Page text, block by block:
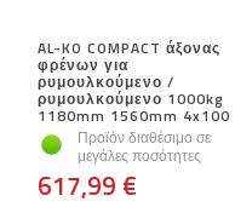
AL-KO COMPACT άξονας
φρένων για
ρυμουλκούμενο /
ρυμουλκούμενο 1000kg
1180mm 1560mm 4x100
Προϊόν διαθέσιμο σε
μεγάλες ποσότητες
617,99 €